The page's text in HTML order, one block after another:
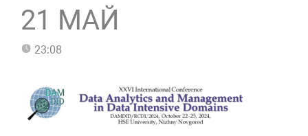
21 МАЙ
23:08